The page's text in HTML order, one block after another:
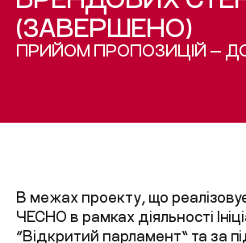
(ЗАВЕРШЕНО)
ПРИЙОМ ПРОПОЗИЦІЙ —
В межах проекту, що
ЧЕСНО в рамках діяльності
“Відкритий парламент” та за